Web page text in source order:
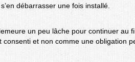
débarrasser une fois installé.
un peu lâche pour continuer au
consenti et non comme une obligation